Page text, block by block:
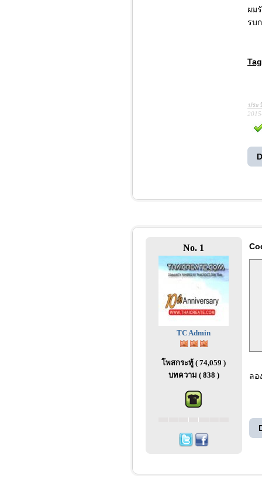
ผม
รบ
Tag
ประ
No. 1
TC Admin
โพสกระทู้ ( 74,059 )
บทความ ( 838 )
ลอ